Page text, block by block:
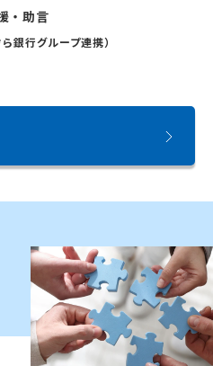
・助言
ら銀行グループ連携）